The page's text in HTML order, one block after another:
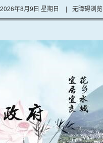
2026年8月9日 星期日 | 无障碍浏览